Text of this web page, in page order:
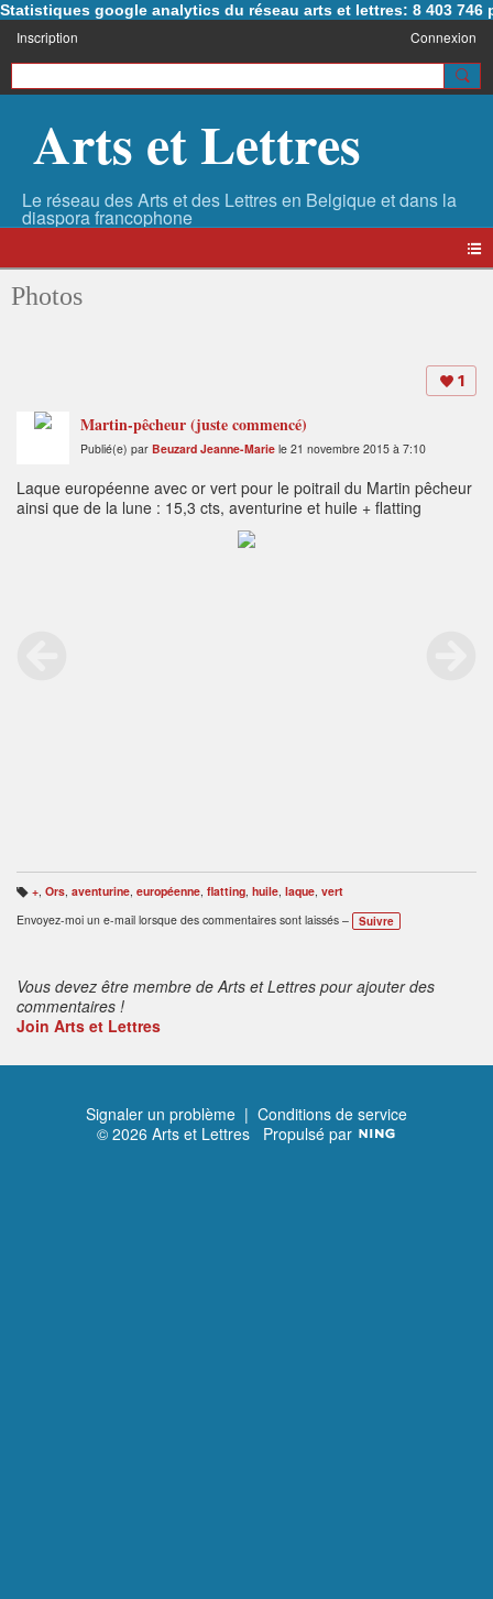
Statistiques google analytics du réseau arts et lettres: 8 403 746
Inscription Connexion
Arts et Lettres
Photos
1
Martin-pêcheur (juste commencé)
Publié(e) par Beuzard Jeanne-Marie le 21 novembre 2015 à 7:10
Laque européenne avec or vert pour le poitrail du Martin pêcheur
ainsi que de la lune : 15,3 cts, aventurine et huile + flatting
B
ali
s
+, Ors, aventurine, européenne, flatting, huile, laque, vert
Envoyez-moi un e-mail lorsque des commentaires sont laissés –
Suivre
Vous devez être membre de Arts et Lettres pour ajouter des
commentaires !
Join Arts et Lettres
Signaler un problème | Conditions de service
© 2026 Arts et Lettres Propulsé par